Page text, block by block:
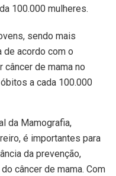
100.000 mulheres.
sendo mais
de acordo com o
câncer de mama no
a cada 100.000
da Mamografia,
é importantes para
da prevenção,
câncer de mama. Com